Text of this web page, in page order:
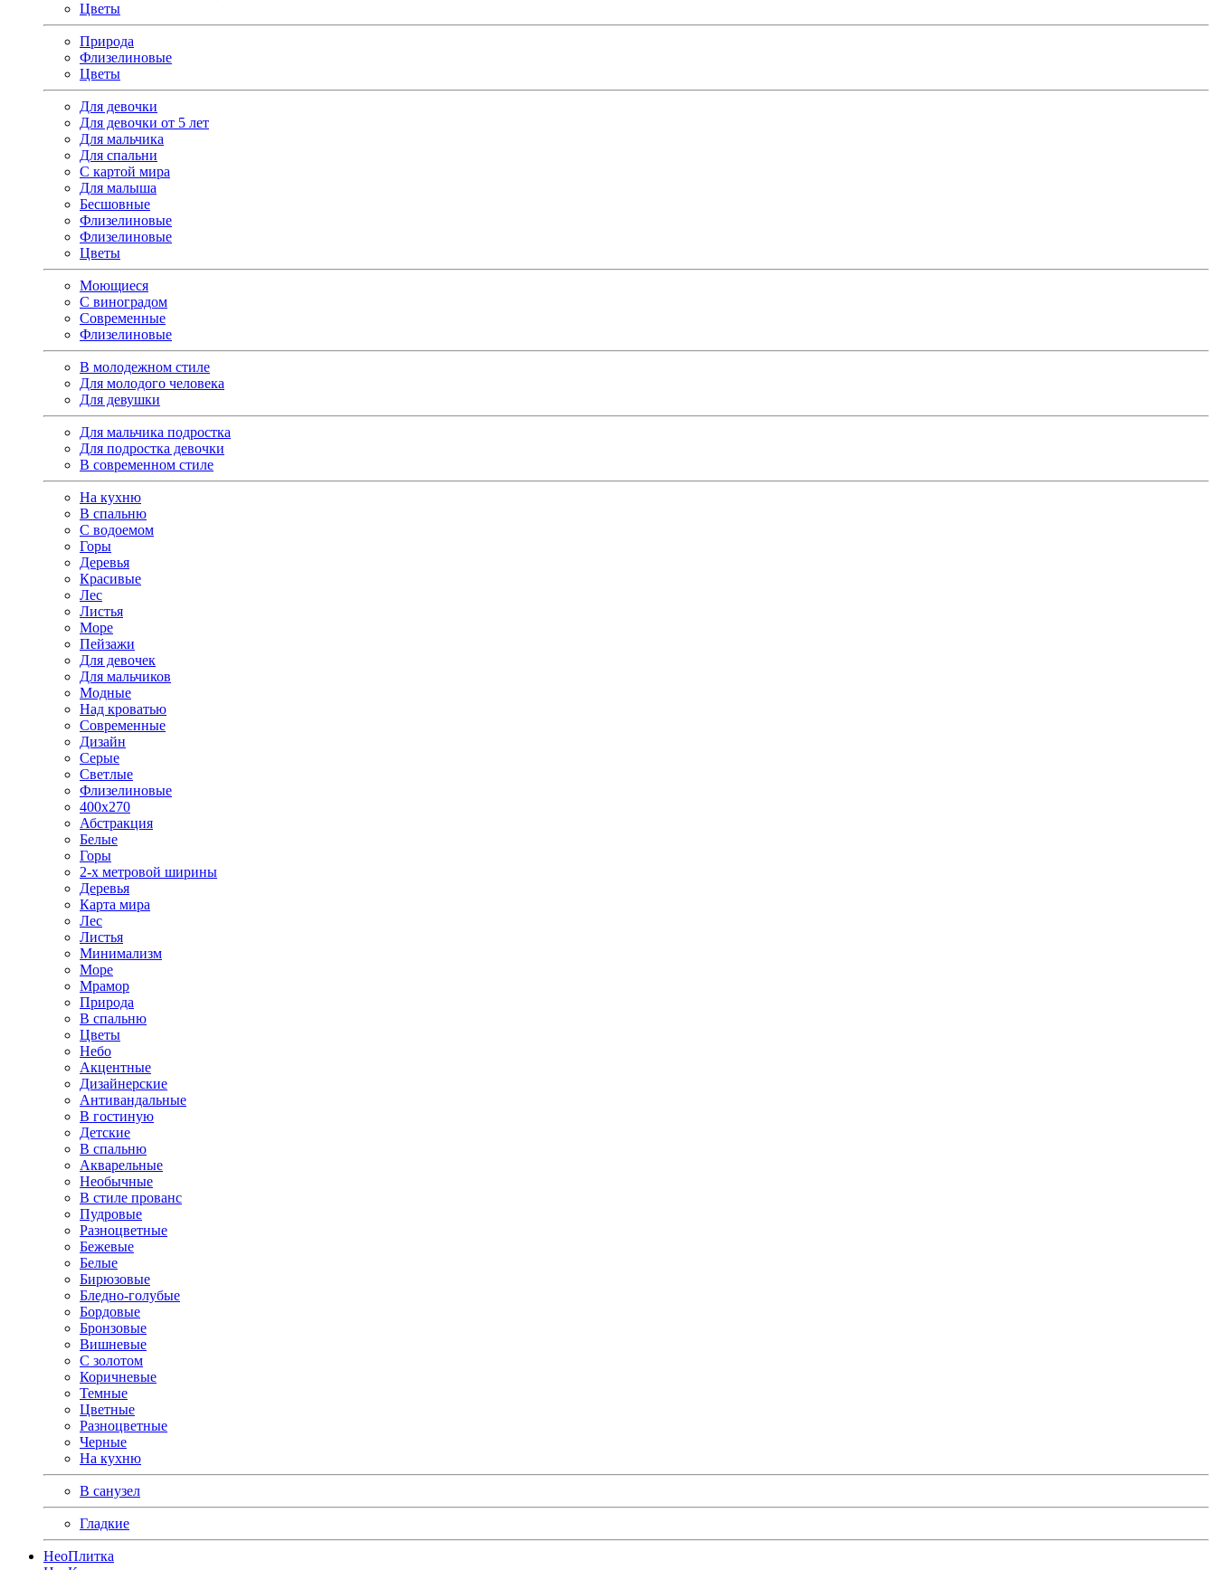
Цветы
Природа
Флизелиновые
Цветы
Для девочки
Для девочки от 5 лет
Для мальчика
Для спальни
С картой мира
Для малыша
Бесшовные
Флизелиновые
Флизелиновые
Цветы
Моющиеся
С виноградом
Современные
Флизелиновые
В молодежном стиле
Для молодого человека
Для девушки
Для мальчика подростка
Для подростка девочки
В современном стиле
На кухню
В спальню
С водоемом
Горы
Деревья
Красивые
Лес
Листья
Море
Пейзажи
Для девочек
Для мальчиков
Модные
Над кроватью
Современные
Дизайн
Серые
Светлые
Флизелиновые
400х270
Абстракция
Белые
Горы
2-х метровой ширины
Деревья
Карта мира
Лес
Листья
Минимализм
Море
Мрамор
Природа
В спальню
Цветы
Небо
Акцентные
Дизайнерские
Антивандальные
В гостиную
Детские
В спальню
Акварельные
Необычные
В стиле прованс
Пудровые
Разноцветные
Бежевые
Белые
Бирюзовые
Бледно-голубые
Бордовые
Бронзовые
Вишневые
С золотом
Коричневые
Темные
Цветные
Разноцветные
Черные
На кухню
В санузел
Гладкие
НеоПлитка